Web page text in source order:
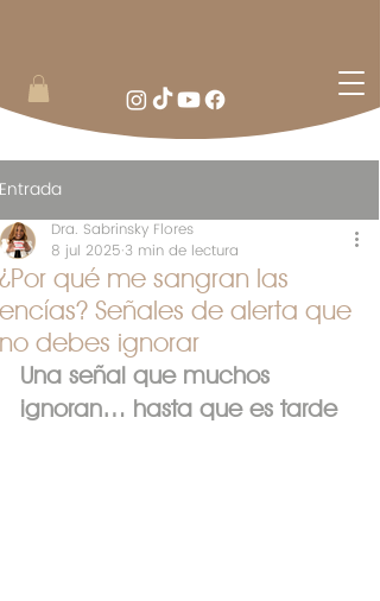
Entrada
¿Por qué me sangran las
encías? Señales de alerta que
no debes ignorar
Dra. Sabrinsky Flores
8 jul 2025 3 min de lectura
Una señal que muchos
ignoran… hasta que es tarde